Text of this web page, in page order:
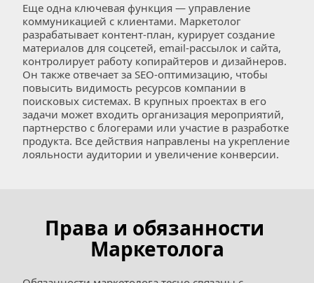
Еще одна ключевая функция — управление
коммуникацией с клиентами. Маркетолог
разрабатывает контент-план, курирует создание
материалов для соцсетей, email-рассылок и сайта,
контролирует работу копирайтеров и дизайнеров.
Он также отвечает за SEO-оптимизацию, чтобы
повысить видимость ресурсов компании в
поисковых системах. В крупных проектах в его
задачи может входить организация мероприятий,
партнерство с блогерами или участие в разработке
продукта. Все действия направлены на укрепление
лояльности аудитории и увеличение конверсии.
Права и обязанности
Маркетолога